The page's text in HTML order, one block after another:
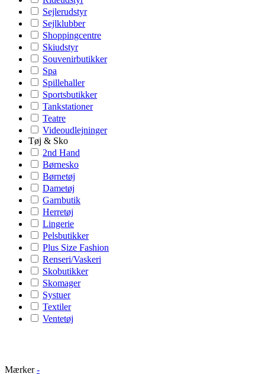
Sejlerudstyr
Sejlklubber
Shoppingcentre
Skiudstyr
Souvenirbutikker
Spa
Spillehaller
Sportsbutikker
Tankstationer
Teatre
Videoudlejninger
Tøj & Sko
2nd Hand
Børnesko
Børnetøj
Dametøj
Garnbutik
Herretøj
Lingerie
Pelsbutikker
Plus Size Fashion
Renseri/Vaskeri
Skobutikker
Skomager
Systuer
Textiler
Ventetøj
Mærker -